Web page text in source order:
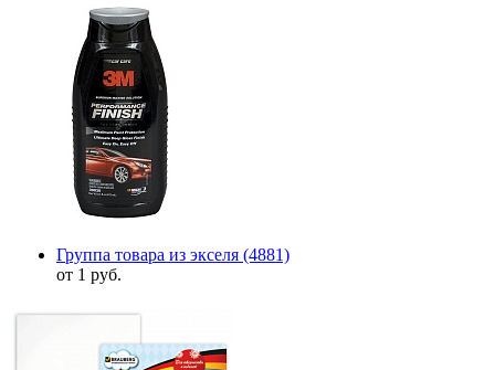
Группа товара из экселя (4881)
от 1 руб.